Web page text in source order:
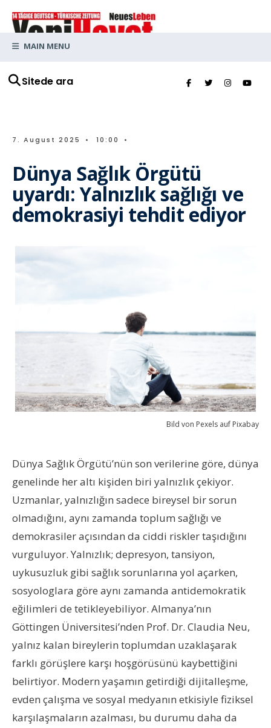
Sitede ara
MAIN MENU
7. August 2025 • 10:00 •
Dünya Sağlık Örgütü
uyardı: Yalnızlık sağlığı ve
demokrasiyi tehdit ediyor
Bild von Pexels auf Pixabay
Dünya Sağlık Örgütü’nün son verilerine göre, dünya
genelinde her altı kişiden biri yalnızlık çekiyor.
Uzmanlar, yalnızlığın sadece bireysel bir sorun
olmadığını, aynı zamanda toplum sağlığı ve
demokrasiler açısından da ciddi riskler taşıdığını
vurguluyor. Yalnızlık; depresyon, tansiyon,
uykusuzluk gibi sağlık sorunlarına yol açarken,
sosyologlara göre aynı zamanda antidemokratik
eğilimleri de tetikleyebiliyor. Almanya’nın
Göttingen Üniversitesi’nden Prof. Dr. Claudia Neu,
yalnız kalan bireylerin toplumdan uzaklaşarak
farklı görüşlere karşı hoşgörüsünü kaybettiğini
belirtiyor. Modern yaşamın getirdiği dijitalleşme,
evden çalışma ve sosyal medyanın etkisiyle fiziksel
karşılaşmaların azalması, bu durumu daha da